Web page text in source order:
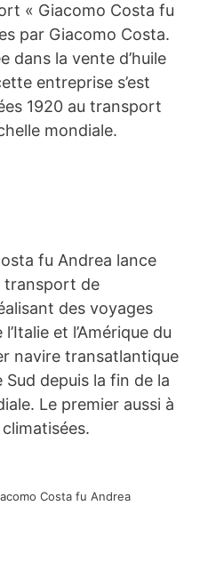
« Giacomo Costa fu
par Giacomo Costa.
dans la vente d’huile
entreprise s’est
1920 au transport
mondiale.
fu Andrea lance
transport de
des voyages
et l’Amérique du
navire transatlantique
Sud depuis la fin de la
Le premier aussi à
Costa fu Andrea